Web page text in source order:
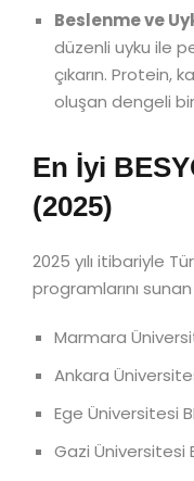
Beslenme ve
düzenli uyku ile
çıkarın. Protein,
oluşan dengeli
En İyi
(2025)
2025 yılı itibariyle
programlarını
Marmara
Ankara
Ege Üniversitesi
Gazi Üniversitesi